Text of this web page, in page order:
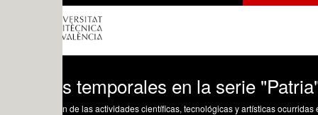
temporales en la serie "Patria"
de las actividades científicas, tecnológicas y artísticas ocurridas en los tres